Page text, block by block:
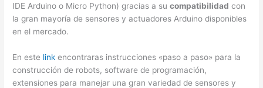
IDE Arduino o Micro Python) gracias a sucompatibilidad con
la gran mayoría de sensores y actuadores Arduino disponibles
en el mercado.
En este linkencontraras instrucciones «paso a paso» para la
construcción de robots, software de programación,
extensiones para manejar una gran variedad de sensores y